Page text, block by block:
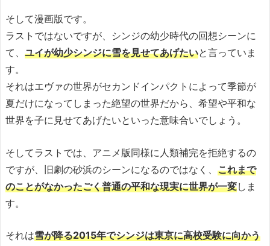
そして漫画版です。
ラストではないですが、シンジの幼少時代の回想シーンに
て、 ユイが幼少シンジに雪を見せてあげたいと言っていま
す。
それはエヴァの世界がセカンドインパクトによって季節が
夏だけになってしまった絶望の世界だから、希望や平和な
世界を子に見せてあげたいといった意味合いでしょう。
そしてラストでは、アニメ版同様に人類補完を拒絶するの
ですが、旧劇の砂浜のシーンになるのではなく、 これまで
のことがなかったごく普通の平和な現実に世界が一変しま
す。
それは雪が降る2015年でシンジは東京に高校受験に向かう